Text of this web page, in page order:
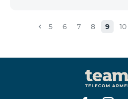
Интернета, то тарификация
согласно условиям вашего
5 6 7 8 9 10